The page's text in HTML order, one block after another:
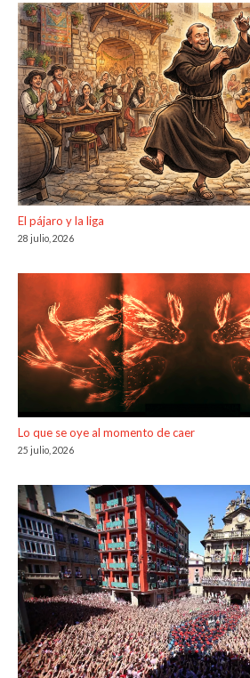
El pájaro y la liga
28 julio, 2026
Lo que se oye al momento de caer
25 julio, 2026